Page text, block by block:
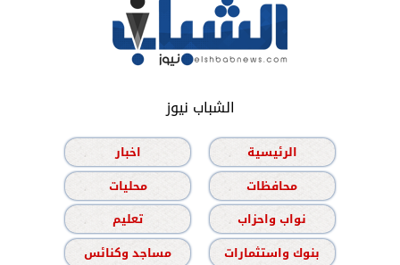
الشباب نيوز
الرئيسية
اخبار
محافظات
محليات
نواب واحزاب
تعليم
بنوك واستثمارات
مساجد وكنائس